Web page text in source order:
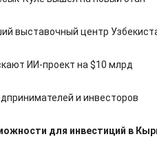
выставочный центр
ИИ-проект на $10 млрд
и инвесторов
для инвестиций в